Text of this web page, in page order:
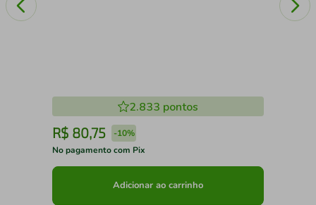
2.833 pontos
R$ 80,75 -10%
No pagamento com Pix
Adicionar ao carrinho